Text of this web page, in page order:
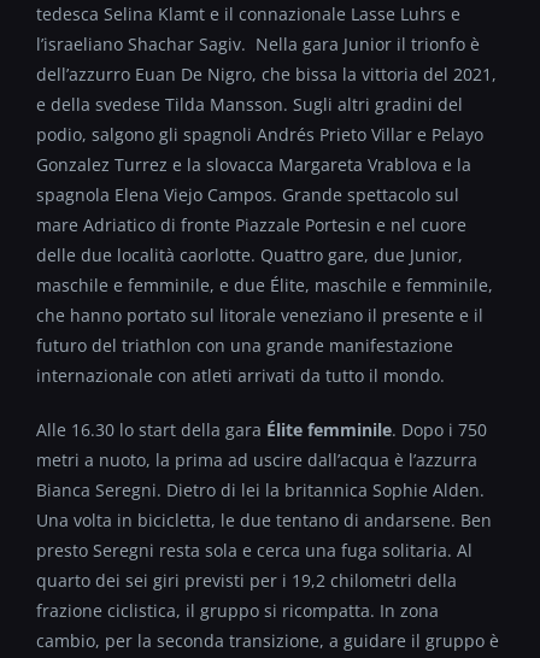
tedesca Selina Klamt e il connazionale Lasse Luhrs e
l’israeliano Shachar Sagiv. Nella gara Junior il trionfo è
dell’azzurro Euan De Nigro, che bissa la vittoria del 2021,
e della svedese Tilda Mansson. Sugli altri gradini del
podio, salgono gli spagnoli Andrés Prieto Villar e Pelayo
Gonzalez Turrez e la slovacca Margareta Vrablova e la
spagnola Elena Viejo Campos. Grande spettacolo sul
mare Adriatico di fronte Piazzale Portesin e nel cuore
delle due località caorlotte. Quattro gare, due Junior,
maschile e femminile, e due Élite, maschile e femminile,
che hanno portato sul litorale veneziano il presente e il
futuro del triathlon con una grande manifestazione
internazionale con atleti arrivati da tutto il mondo.
Alle 16.30 lo start della gara Élite femminile. Dopo i 750
metri a nuoto, la prima ad uscire dall’acqua è l’azzurra
Bianca Seregni. Dietro di lei la britannica Sophie Alden.
Una volta in bicicletta, le due tentano di andarsene. Ben
presto Seregni resta sola e cerca una fuga solitaria. Al
quarto dei sei giri previsti per i 19,2 chilometri della
frazione ciclistica, il gruppo si ricompatta. In zona
cambio, per la seconda transizione, a guidare il gruppo è